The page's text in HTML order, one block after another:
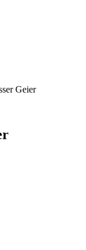
Geier